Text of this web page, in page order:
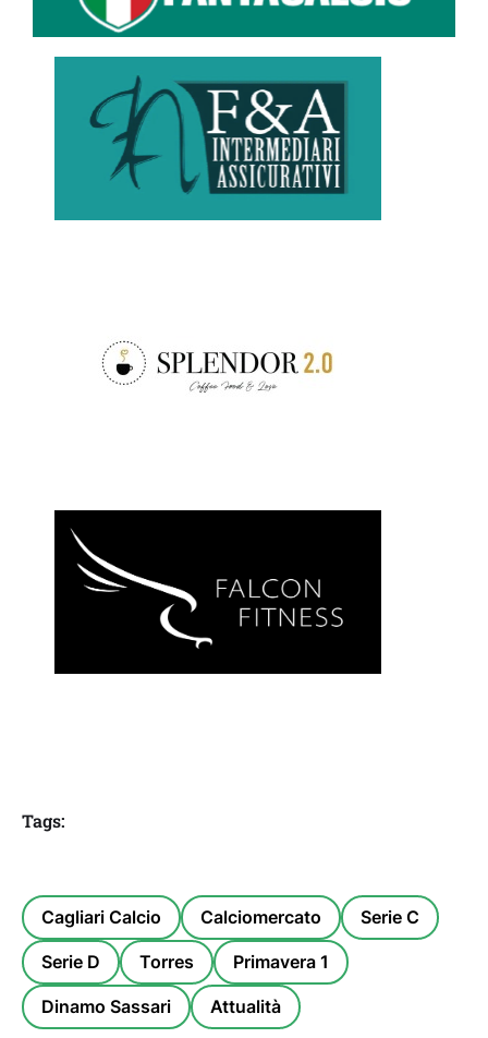
Tags:
Cagliari Calcio Calciomercato Serie C
Serie D Torres Primavera 1
Dinamo Sassari Attualità